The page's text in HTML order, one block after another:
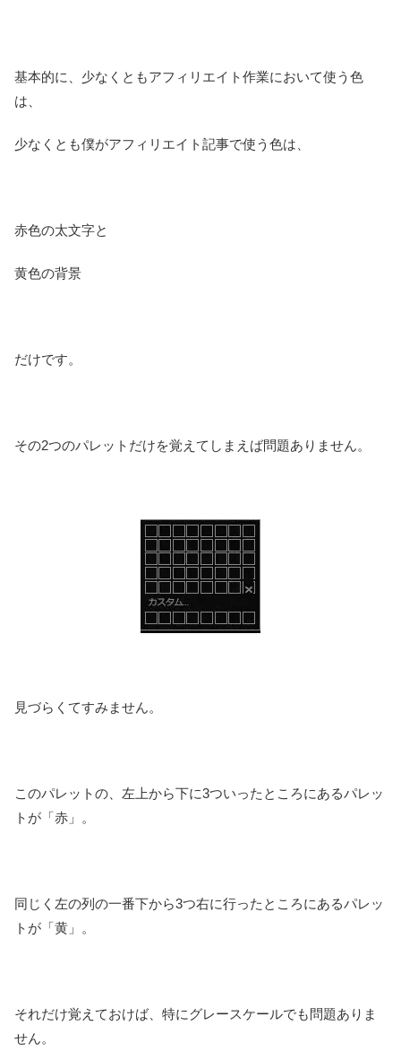
基本的に、少なくともアフィリエイト作業において使う色
は、
少なくとも僕がアフィリエイト記事で使う色は、
赤色の太文字と
黄色の背景
だけです。
その2つのパレットだけを覚えてしまえば問題ありません。
見づらくてすみません。
このパレットの、左上から下に3ついったところにあるパレッ
トが「赤」。
同じく左の列の一番下から3つ右に行ったところにあるパレッ
トが「黄」。
それだけ覚えておけば、特にグレースケールでも問題ありま
せん。